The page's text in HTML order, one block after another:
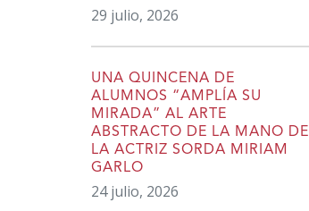
29 julio, 2026
UNA QUINCENA DE
ALUMNOS “AMPLÍA SU
MIRADA” AL ARTE
ABSTRACTO DE LA MANO DE
LA ACTRIZ SORDA MIRIAM
GARLO
24 julio, 2026